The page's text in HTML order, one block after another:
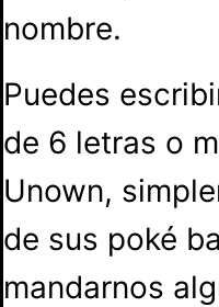
nombre.
Puedes
de 6 letras o
Unown,
de sus poké
mandarnos